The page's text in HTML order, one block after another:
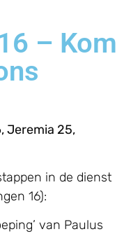
– Kom
Jeremia 25,
in de dienst
16):
van Paulus